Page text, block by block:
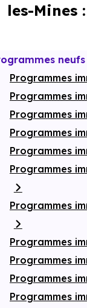
grandes pièces
pompe à chaleur
performance
favorisant les
bâtiment collectif
résidentiel.
les-Mines
Programmes
Programmes
Programmes
Programmes
Programmes
Programmes
Programmes
Programmes
Programmes
Programmes
Programmes